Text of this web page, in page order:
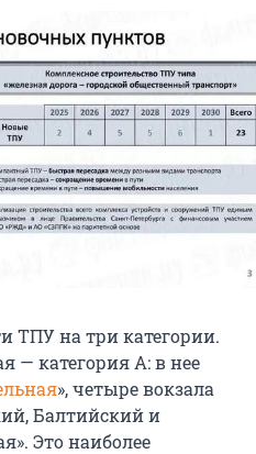
ТПУ на три категории.
— категория А: в нее
», четыре вокзала
Балтийский и
Это наиболее